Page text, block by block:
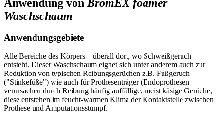
Anwendung von BromEX foamer
Waschschaum
Anwendungsgebiete
Alle Bereiche des Körpers – überall dort, wo Schweißgeruch
entsteht. Dieser Waschschaum eignet sich unter anderem auch zur
Reduktion von typischen Reibungsgerüchen z.B. Fußgeruch
("Stinkefüße") wie auch für Prothesenträger (Endoprothesen
verursachen durch Reibung häufig auffällige, meist käsige Gerüche,
diese entstehen im feucht-warmen Klima der Kontaktstelle zwischen
Prothese und Amputationsstumpf.